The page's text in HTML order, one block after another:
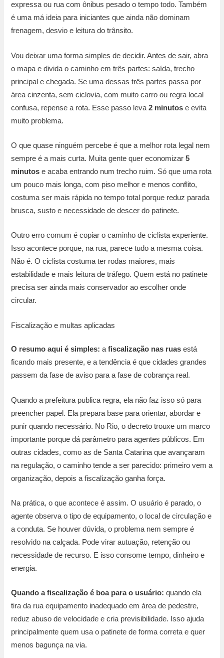
expressa ou rua com ônibus pesado o tempo todo. Também
é uma má ideia para iniciantes que ainda não dominam
frenagem, desvio e leitura do trânsito.
Vou deixar uma forma simples de decidir. Antes de sair, abra
o mapa e divida o caminho em três partes: saída, trecho
principal e chegada. Se uma dessas três partes passa por
área cinzenta, sem ciclovia, com muito carro ou regra local
confusa, repense a rota. Esse passo leva2 minutos e evita
muito problema.
O que quase ninguém percebe é que a melhor rota legal nem
sempre é a mais curta. Muita gente quer economizar5
minutos e acaba entrando num trecho ruim. Só que uma rota
um pouco mais longa, com piso melhor e menos conflito,
costuma ser mais rápida no tempo total porque reduz parada
brusca, susto e necessidade de descer do patinete.
Outro erro comum é copiar o caminho de ciclista experiente.
Isso acontece porque, na rua, parece tudo a mesma coisa.
Não é. O ciclista costuma ter rodas maiores, mais
estabilidade e mais leitura de tráfego. Quem está no patinete
precisa ser ainda mais conservador ao escolher onde
circular.
Fiscalização e multas aplicadas
O resumo aqui é simples: afiscalização nas ruas está
ficando mais presente, e a tendência é que cidades grandes
passem da fase de aviso para a fase de cobrança real.
Quando a prefeitura publica regra, ela não faz isso só para
preencher papel. Ela prepara base para orientar, abordar e
punir quando necessário. No Rio, o decreto trouxe um marco
importante porque dá parâmetro para agentes públicos. Em
outras cidades, como as de Santa Catarina que avançaram
na regulação, o caminho tende a ser parecido: primeiro vem a
organização, depois a fiscalização ganha força.
Na prática, o que acontece é assim. O usuário é parado, o
agente observa o tipo de equipamento, o local de circulação e
a conduta. Se houver dúvida, o problema nem sempre é
resolvido na calçada. Pode virar autuação, retenção ou
necessidade de recurso. E isso consome tempo, dinheiro e
energia.
Quando a fiscalização é boa para o usuário: quando ela
tira da rua equipamento inadequado em área de pedestre,
reduz abuso de velocidade e cria previsibilidade. Isso ajuda
principalmente quem usa o patinete de forma correta e quer
menos bagunça na via.